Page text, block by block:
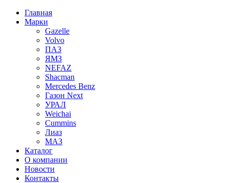
Главная
Марки
Gazelle
Volvo
ПАЗ
ЯМЗ
NEFAZ
Shacman
Mercedes Benz
Газон Next
УРАЛ
Weichai
Cummins
Лиаз
МАЗ
Каталог
О компании
Новости
Контакты